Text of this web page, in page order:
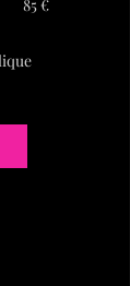
85 €